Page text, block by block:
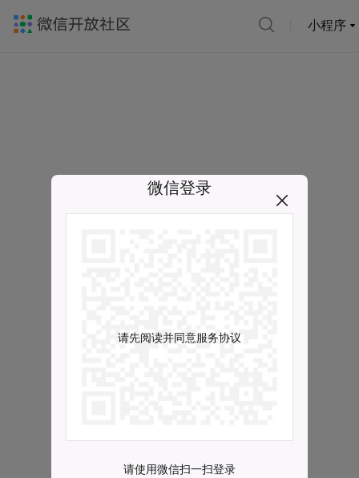
小程序
微信登录
请先阅读并同意服务协议
请使用微信扫一扫登录